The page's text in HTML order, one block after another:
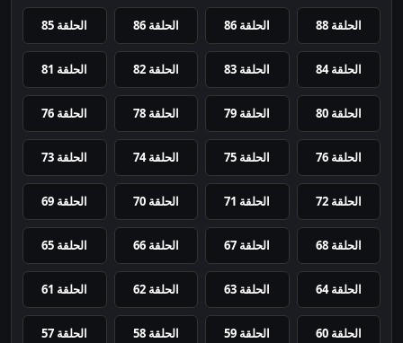
الحلقة 88 الحلقة 86 الحلقة 86 الحلقة 85
الحلقة 84 الحلقة 83 الحلقة 82 الحلقة 81
الحلقة 80 الحلقة 79 الحلقة 78 الحلقة 76
الحلقة 76 الحلقة 75 الحلقة 74 الحلقة 73
الحلقة 72 الحلقة 71 الحلقة 70 الحلقة 69
الحلقة 68 الحلقة 67 الحلقة 66 الحلقة 65
الحلقة 64 الحلقة 63 الحلقة 62 الحلقة 61
الحلقة 60 الحلقة 59 الحلقة 58 الحلقة 57